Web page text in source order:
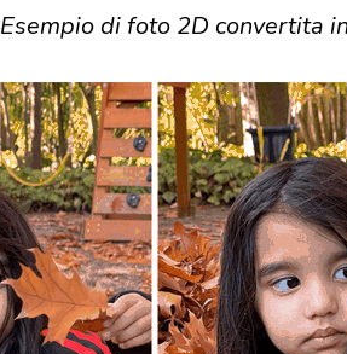
Esempio di foto 2D convertita